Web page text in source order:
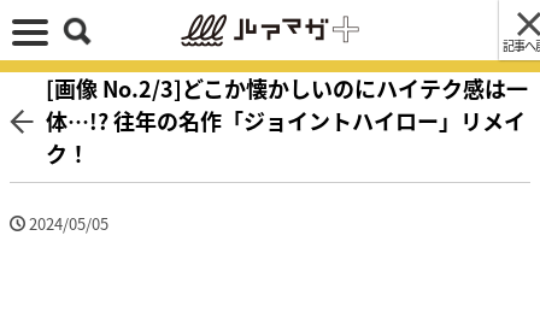
記事へ
[画像 No.2/3]どこか懐かしいのにハイテク感は一
体…!? 往年の名作「ジョイントハイロー」リメイ
ク！
2024/05/05